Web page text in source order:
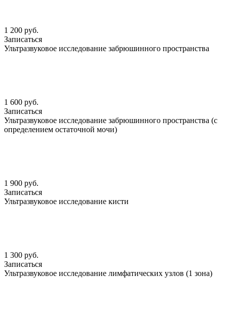
1 200 руб.
Записаться
Ультразвуковое исследование забрюшинного пространства
1 600 руб.
Записаться
Ультразвуковое исследование забрюшинного пространства (с
определением остаточной мочи)
1 900 руб.
Записаться
Ультразвуковое исследование кисти
1 300 руб.
Записаться
Ультразвуковое исследование лимфатических узлов (1 зона)